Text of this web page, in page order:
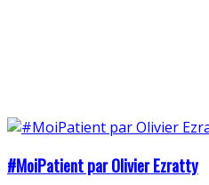
#MoiPatient par Olivier Ezratty